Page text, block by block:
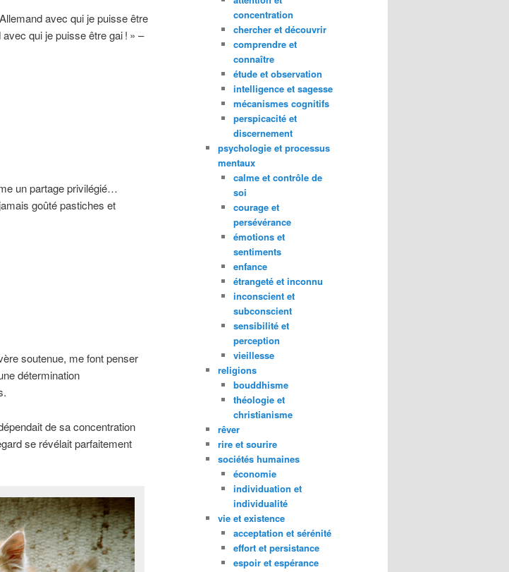
avec qui je puisse être
qui je puisse être gai! » –
un partage privilégié…
goûté pastiches et
soutenue, me font penser
détermination
de sa concentration
se révélait parfaitement
concentration
chercher et découvrir
comprendre et
connaître
étude et observation
intelligence et sagesse
mécanismes cognitifs
perspicacité et
discernement
psychologie et processus
mentaux
calme et contrôle de
soi
courage et
persévérance
émotions et
sentiments
enfance
étrangeté et inconnu
inconscient et
subconscient
sensibilité et
perception
vieillesse
religions
bouddhisme
théologie et
christianisme
rêver
rire et sourire
sociétés humaines
économie
individuation et
individualité
vie et existence
acceptation et sérénité
effort et persistance
espoir et espérance